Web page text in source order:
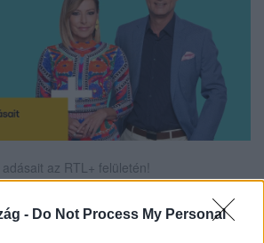
- Do Not Process My Personal
az RTL+ felületén!